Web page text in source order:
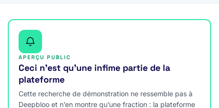
APERÇU PUBLIC
Ceci n’est qu’une infime partie de la
plateforme
Cette recherche de démonstration ne ressemble pas à
Deepbloo et n’en montre qu’une fraction : la plateforme